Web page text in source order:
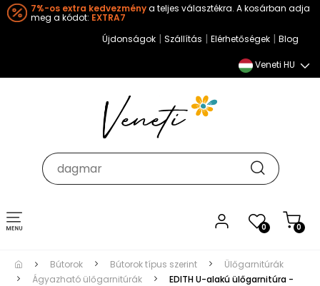
7%-os extra kedvezménya teljes választékra. A kosárban adja
meg a kódot: EXTRA7
Újdonságok | Szállítás | Elérhetőségek | Blog
Veneti HU
0 0
Toggle
navigation
Bútorok Bútorok típus szerint
Ülőgarnitúrák
Ágyazható ülőgarnitúrák
EDITH U-alakú ülőgarnitúra -